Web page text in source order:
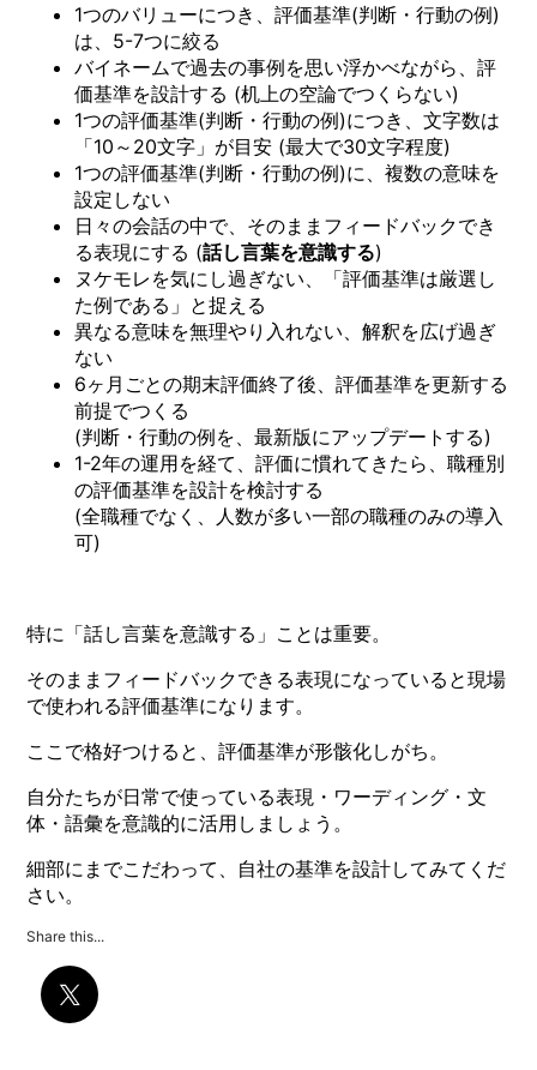
1つのバリューにつき、評価基準(判断・行動の例)
は、5-7つに絞る
バイネームで過去の事例を思い浮かべながら、評
価基準を設計する (机上の空論でつくらない)
1つの評価基準(判断・行動の例)につき、文字数は
「10～20文字」が目安 (最大で30文字程度)
1つの評価基準(判断・行動の例)に、複数の意味を
設定しない
日々の会話の中で、そのままフィードバックでき
る表現にする (話し言葉を意識する)
ヌケモレを気にし過ぎない、「評価基準は厳選し
た例である」と捉える
異なる意味を無理やり入れない、解釈を広げ過ぎ
ない
6ヶ月ごとの期末評価終了後、評価基準を更新する
前提でつくる
(判断・行動の例を、最新版にアップデートする)
1-2年の運用を経て、評価に慣れてきたら、職種別
の評価基準を設計を検討する
(全職種でなく、人数が多い一部の職種のみの導入
可)
特に「話し言葉を意識する」ことは重要。
そのままフィードバックできる表現になっていると現場
で使われる評価基準になります。
ここで格好つけると、評価基準が形骸化しがち。
自分たちが日常で使っている表現・ワーディング・文
体・語彙を意識的に活用しましょう。
細部にまでこだわって、自社の基準を設計してみてくだ
さい。
Share this...